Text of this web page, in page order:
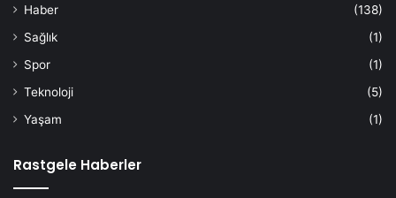
Haber
(138)
Sağlık
(1)
Spor
(1)
Teknoloji
(5)
Yaşam
(1)
Rastgele Haberler